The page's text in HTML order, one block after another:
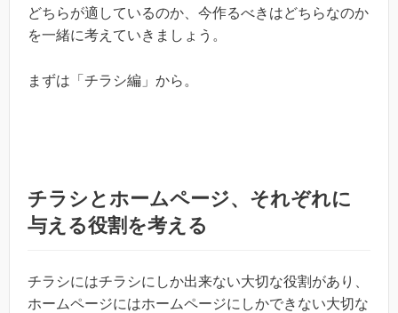
どちらが適しているのか、今作るべきはどちらなのか
を一緒に考えていきましょう。
まずは「チラシ編」から。
チラシとホームページ、それぞれに
与える役割を考える
チラシにはチラシにしか出来ない大切な役割があり、
ホームページにはホームページにしかできない大切な